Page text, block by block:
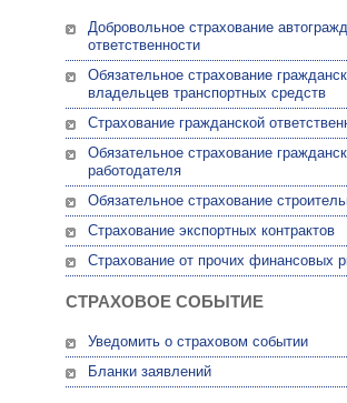
Добровольное страхование
ответственности
Обязательное страхование
владельцев транспортных средств
Страхование гражданской
Обязательное страхование
работодателя
Обязательное страхование
Страхование экспортных контрактов
Страхование от прочих финансовых
СТРАХОВОЕ СОБЫТИЕ
Уведомить о страховом событии
Бланки заявлений